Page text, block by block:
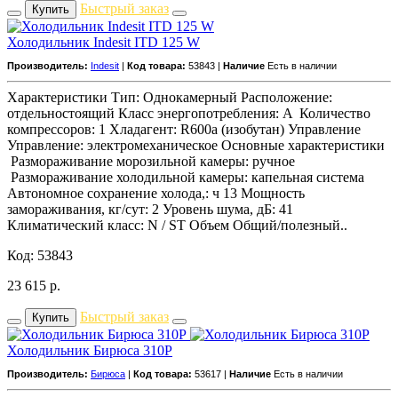
Купить Быстрый заказ
Холодильник Indesit ITD 125 W
Производитель: Indesit Код товара: 53843 | Наличие Есть в наличии
Характеристики Тип: Однокамерный Расположение:
отдельностоящий Класс энергопотребления: A Количество
компрессоров: 1 Хладагент: R600a (изобутан) Управление
Управление: электромеханическое Основные характеристики
Размораживание морозильной камеры: ручное
Размораживание холодильной камеры: капельная система
Автономное сохранение холода,: ч 13 Мощность
замораживания, кг/сут: 2 Уровень шума, дБ: 41
Климатический класс: N / ST Объем Общий/полезный..
Код: 53843
23 615 р.
Купить Быстрый заказ
Холодильник Бирюса 310P
Производитель: Бирюса Код товара: 53617 | Наличие Есть в наличии